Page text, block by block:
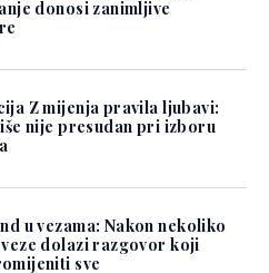
donosi zanimljive
Z mijenja pravila ljubavi:
nije presudan pri izboru
u vezama: Nakon nekoliko
dolazi razgovor koji
sve